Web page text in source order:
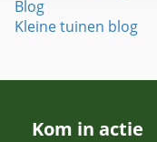
Blog
Kleine tuinen blog
Kom in actie